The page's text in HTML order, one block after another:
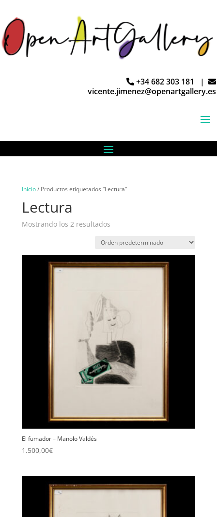
+34 682 303 181 |
vicente.jimenez@openartgallery.es
Inicio/ Productos etiquetados “Lectura”
Lectura
Mostrando los 2 resultados
El fumador – Manolo Valdés
1.500,00€